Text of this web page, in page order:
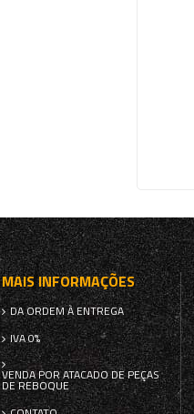
MAIS INFORMAÇÕES
DA ORDEM À ENTREGA
IVA 0%
VENDA POR ATACADO DE PEÇAS
DE REBOQUE